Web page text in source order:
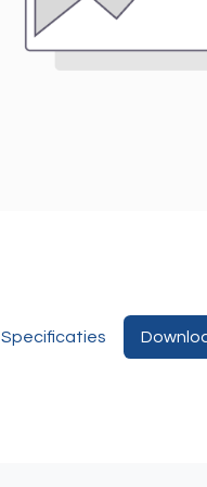
Specificaties